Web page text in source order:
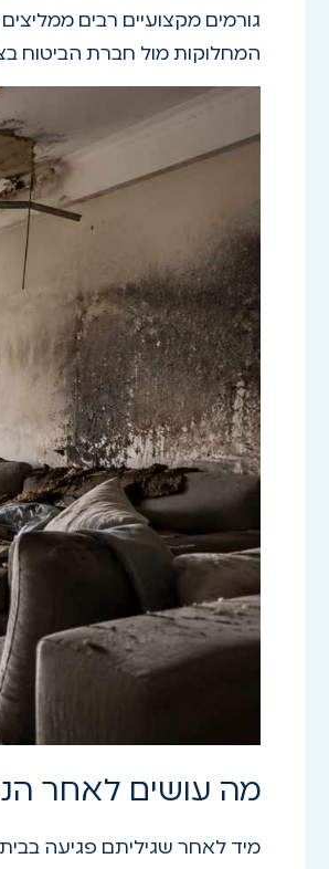
גורמים מקצועיים רבים
המחלוקות מול חברת הביטוח
מה עושים לאחר
מיד לאחר שגיליתם פגיעה